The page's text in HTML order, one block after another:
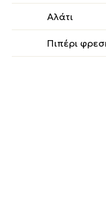
Αλάτι
Πιπέρι